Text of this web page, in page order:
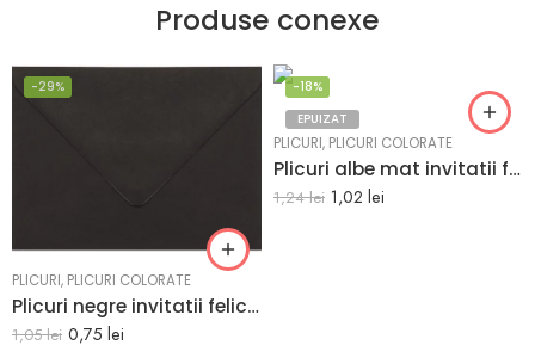
Produse conexe
-29%
PLICURI, PLICURI COLORATE
Plicuri negre invitatii felicitare 82 x 113 mm set 20 buc
1,05lei 0,75 lei
-18%
EPUIZAT
PLICURI, PLICURI COLORATE
Plicuri albe mat invitatii felicitare 125 x 175 mm set 20 buc
1,24lei 1,02 lei